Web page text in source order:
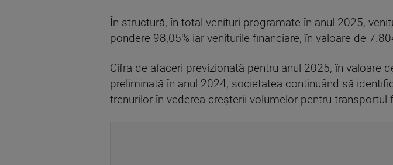
În structură, în total venituri programate în anul 2025,
pondere 98,05% iar veniturile financiare, în valoare de
Cifra de afaceri previzionată pentru anul 2025, în valoare
preliminată în anul 2024, societatea continuând să
trenurilor în vederea creşterii volumelor pentru transportul